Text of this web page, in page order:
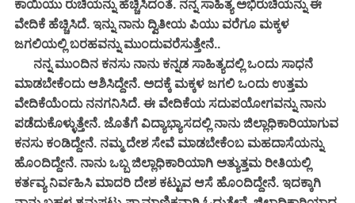
ಕಾಯಿಯು ರುಚಿಯನ್ನು ಹೆಚ್ಚಿಸಿದಂತೆ. ನನ್ನ ಸಾಹಿತ್ಯ ಅಭಿರುಚಿಯನ್ನು ಈ
ವೇದಿಕೆ ಹೆಚ್ಚಿಸಿದೆ. ಇನ್ನು ನಾನು ದ್ವಿತೀಯ ಪಿಯು ವರೆಗೂ ಮಕ್ಕಳ
ಜಗಲಿಯಲ್ಲಿ ಬರಹವನ್ನು ಮುಂದುವರೆಸುತ್ತೇನೆ..
ನನ್ನ ಮುಂದಿನ ಕನಸು ನಾನು ಕನ್ನಡ ಸಾಹಿತ್ಯದಲ್ಲಿ ಒಂದು ಸಾಧನೆ
ಮಾಡಬೇಕೆಂದು ಆಶಿಸಿದ್ದೇನೆ. ಅದಕ್ಕೆ ಮಕ್ಕಳ ಜಗಲಿ ಒಂದು ಉತ್ತಮ
ವೇದಿಕೆಯೆಂದು ನನಗನಿಸಿದೆ. ಈ ವೇದಿಕೆಯ ಸದುಪಯೋಗವನ್ನು ನಾನು
ಪಡೆದುಕೊಳ್ಳುತ್ತೇನೆ. ಜೊತೆಗೆ ವಿದ್ಯಾಭ್ಯಾಸದಲ್ಲಿ ನಾನು ಜಿಲ್ಲಾಧಿಕಾರಿಯಾಗುವ
ಕನಸು ಕಂಡಿದ್ದೇನೆ. ನಮ್ಮ ದೇಶ ಸೇವೆ ಮಾಡಬೇಕೆಂಬ ಮಹದಾಸೆಯನ್ನು
ಹೊಂದಿದ್ದೇನೆ. ನಾನು ಒಬ್ಬ ಜಿಲ್ಲಾಧಿಕಾರಿಯಾಗಿ ಅತ್ಯುತ್ತಮ ರೀತಿಯಲ್ಲಿ
ಕರ್ತವ್ಯ ನಿರ್ವಹಿಸಿ ಮಾದರಿ ದೇಶ ಕಟ್ಟುವ ಆಸೆ ಹೊಂದಿದ್ದೇನೆ. ಇದಕ್ಕಾಗಿ